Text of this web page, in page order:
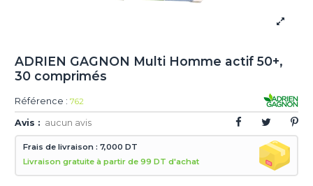
ADRIEN GAGNON Multi Homme actif 50+,
30 comprimés
Référence : 762
Avis : aucun avis
Frais de livraison : 7,000 DT
Livraison gratuite à partir de 99 DT d'achat